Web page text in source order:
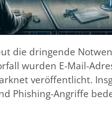
die dringende
wurden E-Mail-
veröffentlicht.
Phishing-Angriffe